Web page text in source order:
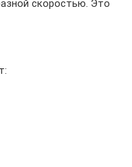
скоростью. Это